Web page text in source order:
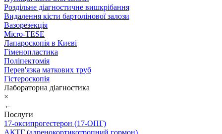
Роздільне діагностичне вишкрібання
Видалення кісти бартолінової залози
Вазорезекція
Micro-TESE
Лапароскопія в Києві
Гіменопластика
Поліпектомія
Перев'язка маткових труб
Гістероскопія
Лабораторна діагностика
×
←
Послуги
17-оксипрогестерон (17-ОПГ)
АКТГ (адренокортикотропний гормон)